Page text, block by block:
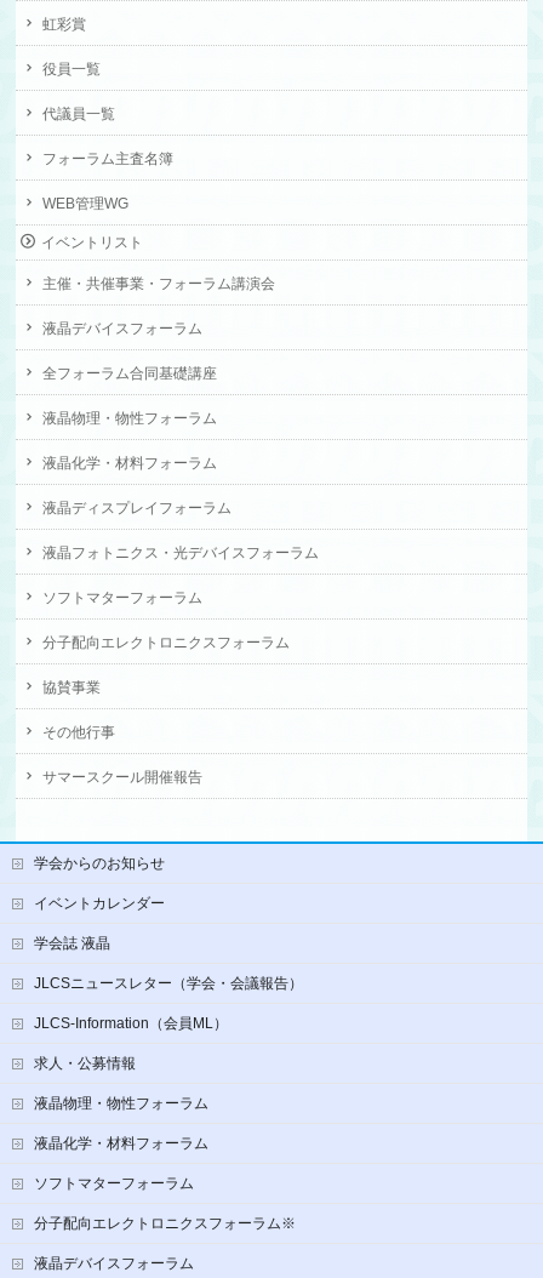
虹彩賞
役員一覧
代議員一覧
フォーラム主査名簿
WEB管理WG
イベントリスト
主催・共催事業・フォーラム講演会
液晶デバイスフォーラム
全フォーラム合同基礎講座
液晶物理・物性フォーラム
液晶化学・材料フォーラム
液晶ディスプレイフォーラム
液晶フォトニクス・光デバイスフォーラム
ソフトマターフォーラム
分子配向エレクトロニクスフォーラム
協賛事業
その他行事
サマースクール開催報告
学会からのお知らせ
イベントカレンダー
学会誌 液晶
JLCSニュースレター（学会・会議報告）
JLCS-Information（会員ML）
求人・公募情報
液晶物理・物性フォーラム
液晶化学・材料フォーラム
ソフトマターフォーラム
分子配向エレクトロニクスフォーラム※
液晶デバイスフォーラム